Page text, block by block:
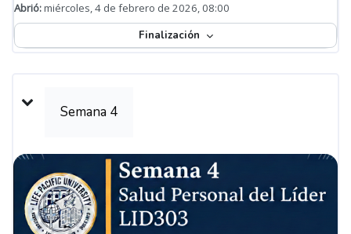
Abrió:miércoles, 4 de febrero de 2026, 08:00
Finalización
Semana 4